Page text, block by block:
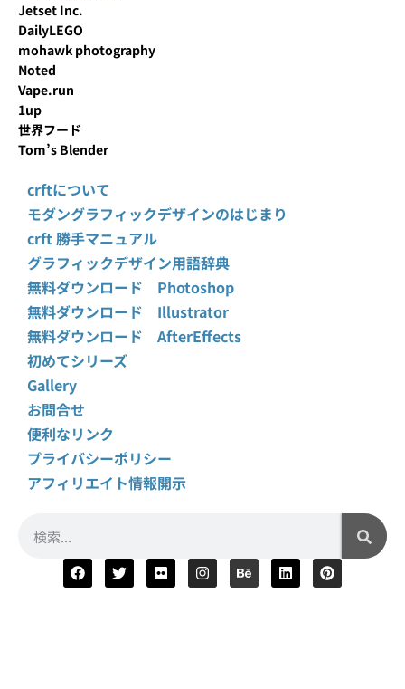
Jetset Inc.
DailyLEGO
mohawk photography
Noted
Vape.run
1up
世界フード
Tom’s Blender
crftについて
モダングラフィックデザインのはじまり
crft 勝手マニュアル
グラフィックデザイン用語辞典
無料ダウンロード Photoshop
無料ダウンロード Illustrator
無料ダウンロード AfterEffects
初めてシリーズ
Gallery
お問合せ
便利なリンク
プライバシーポリシー
アフィリエイト情報開示